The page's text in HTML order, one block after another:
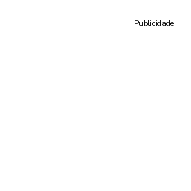
Publicidade